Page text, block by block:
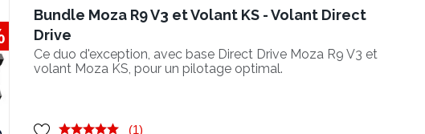
Bundle Moza R9 V3 et Volant KS - Volant Direct
Drive
Ce duo d'exception, avec base Direct Drive Moza R9 V3 et
volant Moza KS, pour un pilotage optimal.
(1)